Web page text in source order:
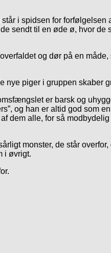
i spidsen for forfølgelsen
sendt til en øde ø, hvor
og dør på en
nye piger i gruppen skaber
er barsk og
og han er altid god som
dem alle, for så
monster, de står
i øvrigt.